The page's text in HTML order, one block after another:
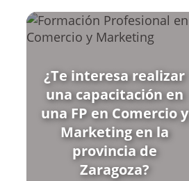
¿Te interesa realizar
una capacitación en
una FP en Comercio y
Marketing en la
provincia de
Zaragoza?